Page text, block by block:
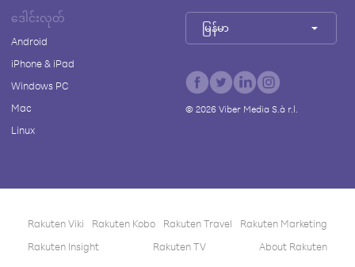
ဒေါင်းလုတ်
Android
iPhone & iPad
Windows PC
Mac
Linux
မြန်မာ
© 2026Viber Media S.à r.l.
Rakuten Viki Rakuten Kobo Rakuten Travel
Rakuten Marketing
Rakuten Insight
Rakuten TV About Rakuten